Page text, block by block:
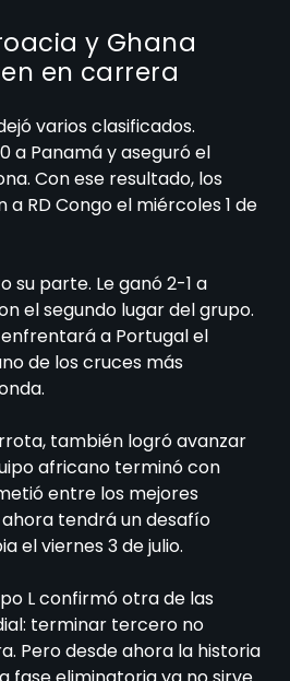
y Ghana
en carrera
varios clasificados.
a Panamá y aseguró el
Con ese resultado, los
RD Congo el miércoles 1 de
su parte. Le ganó 2-1 a
el segundo lugar del grupo.
a Portugal el
de los cruces más
también logró avanzar
africano terminó con
entre los mejores
tendrá un desafío
el viernes 3 de julio.
L confirmó otra de las
terminar tercero no
Pero desde ahora la historia